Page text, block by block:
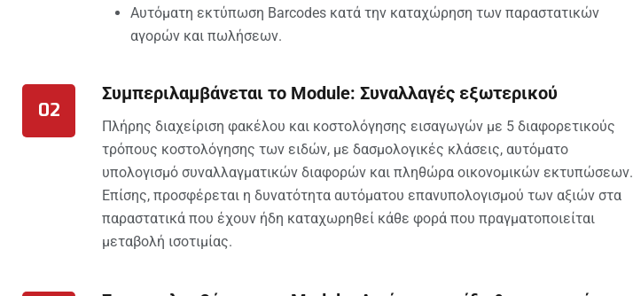
Αυτόματη εκτύπωση Barcodes κατά την καταχώρηση των παραστατικών
αγορών και πωλήσεων.
02
Συμπεριλαμβάνεται το Module: Συναλλαγές εξωτερικού
Πλήρης διαχείριση φακέλου και κοστολόγησης εισαγωγών με 5 διαφορετικούς
τρόπους κοστολόγησης των ειδών, με δασμολογικές κλάσεις, αυτόματο
υπολογισμό συναλλαγματικών διαφορών και πληθώρα οικονομικών εκτυπώσεων.
Επίσης, προσφέρεται η δυνατότητα αυτόματου επανυπολογισμού των αξιών στα
παραστατικά που έχουν ήδη καταχωρηθεί κάθε φορά που πραγματοποιείται
μεταβολή ισοτιμίας.